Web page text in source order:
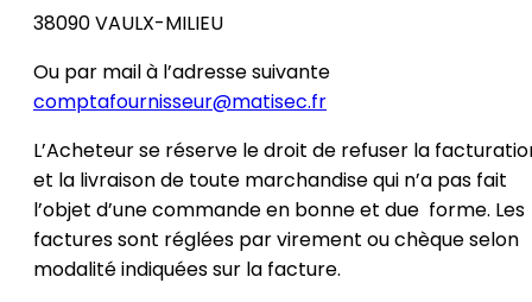
38090 VAULX-MILIEU
Ou par mail à l’adresse suivante
comptafournisseur@matisec.fr
L’Acheteur se réserve le droit de refuser la
et la livraison de toute marchandise qui n’a pas fait
l’objet d’une commande en bonne et due forme. Les
factures sont réglées par virement ou chèque selon
modalité indiquées sur la facture.